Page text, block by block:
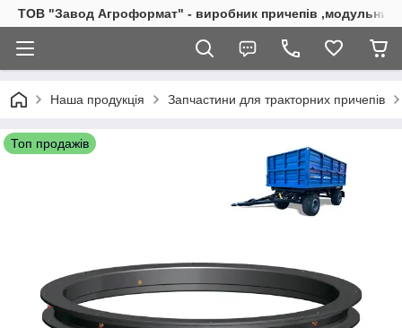
ТОВ "Завод Агроформат" - виробник причепів ,модульних
Наша продукція Запчастини для тракторних причепів
Топ продажів